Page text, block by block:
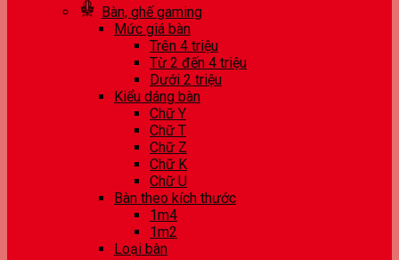
Bàn, ghế gaming
Mức giá bàn
Trên 4 triệu
Từ 2 đến 4 triệu
Dưới 2 triệu
Kiểu dáng bàn
Chữ Y
Chữ T
Chữ Z
Chữ K
Chữ U
Bàn theo kích thước
1m4
1m2
Loại bàn